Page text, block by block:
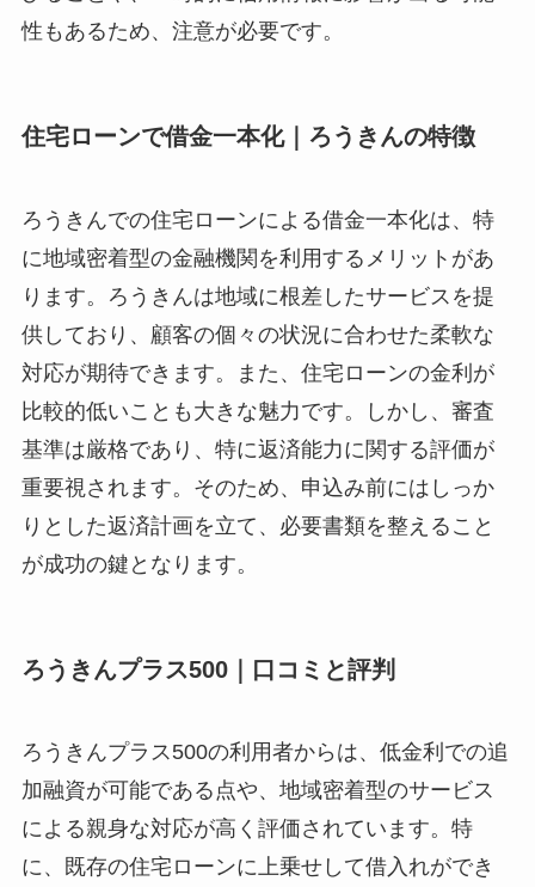
性もあるため、注意が必要です。
住宅ローンで借金一本化｜ろうきんの特徴
ろうきんでの住宅ローンによる借金一本化は、特
に地域密着型の金融機関を利用するメリットがあ
ります。ろうきんは地域に根差したサービスを提
供しており、顧客の個々の状況に合わせた柔軟な
対応が期待できます。また、住宅ローンの金利が
比較的低いことも大きな魅力です。しかし、審査
基準は厳格であり、特に返済能力に関する評価が
重要視されます。そのため、申込み前にはしっか
りとした返済計画を立て、必要書類を整えること
が成功の鍵となります。
ろうきんプラス500｜口コミと評判
ろうきんプラス500の利用者からは、低金利での追
加融資が可能である点や、地域密着型のサービス
による親身な対応が高く評価されています。特
に、既存の住宅ローンに上乗せして借入れができ